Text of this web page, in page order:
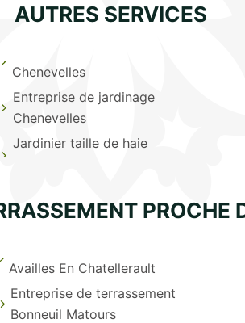
AUTRES SERVICES
Chenevelles
Entreprise de jardinage
Chenevelles
Jardinier taille de haie
PROCHE
Availles En Chatellerault
Entreprise de terrassement
Bonneuil Matours